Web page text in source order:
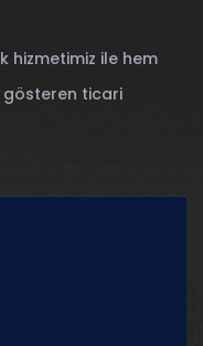
hizmetimiz ile hem
ticari